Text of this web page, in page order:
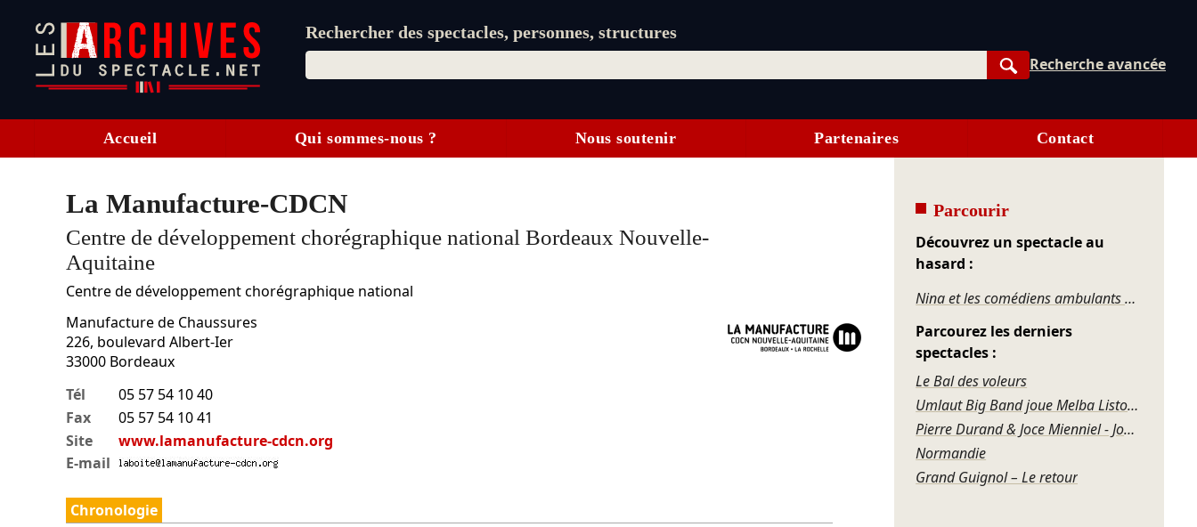
Rechercher des spectacles, personnes, structures
Rechercher
Recherche avancée
Accueil Qui sommes-nous ? Nous soutenir Partenaires Contact
La Manufacture-CDCN
Centre de développement chorégraphique national Bordeaux Nouvelle-
Aquitaine
Centre de développement chorégraphique national
Manufacture de Chaussures
226, boulevard Albert-Ier
33000 Bordeaux
Tél
05 57 54 10 40
Fax
05 57 54 10 41
Site
www.lamanufacture-cdcn.org
E-mail
Chronologie
Parcourir
Découvrez un spectacle au
hasard :
Nina et les comédiens ambulants – Un opéra en révolution
Parcourez les derniers
spectacles :
Le Bal des voleurs
Umlaut Big Band joue Melba Liston – Grandma’s Dance
Pierre Durand & Joce Mienniel - Jour de blues à Bamako
Normandie
Grand Guignol – Le retour